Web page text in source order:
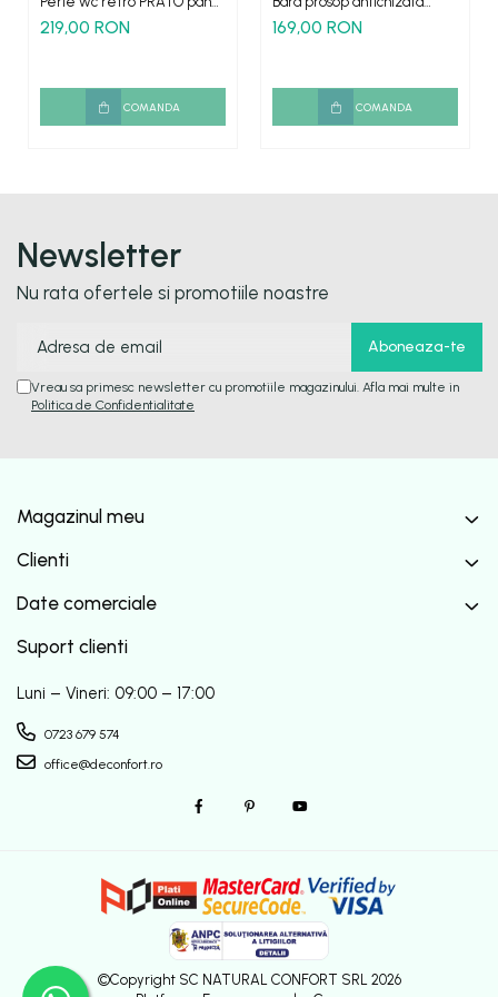
ceramica suport perete
antichizat
219,00 RON
COMANDA
retro simpla PRATO
prindere perete 60cm
169,00 RON
COMANDA
Newsletter
Nu rata ofertele si promotiile noastre
Vreau sa primesc newsletter cu promotiile magazinului. Afla mai multe in
Politica de Confidentialitate
Magazinul meu
Clienti
Date comerciale
Suport clienti
Luni – Vineri: 09:00 – 17:00
0723 679 574
office@deconfort.ro
©Copyright SC NATURAL CONFORT SRL 2026